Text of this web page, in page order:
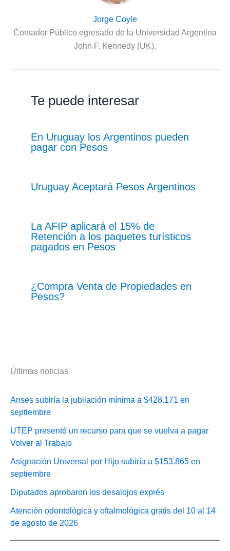
Jorge Coyle
Contador Público egresado de la Universidad Argentina
John F. Kennedy (UK).
Te puede interesar
En Uruguay los Argentinos pueden
pagar con Pesos
Uruguay Aceptará Pesos Argentinos
La AFIP aplicará el 15% de
Retención a los paquetes turísticos
pagados en Pesos
¿Compra Venta de Propiedades en
Pesos?
Últimas noticias
Anses subiría la jubilación mínima a $428.171 en
septiembre
UTEP presentó un recurso para que se vuelva a pagar
Volver al Trabajo
Asignación Universal por Hijo subiría a $153.865 en
septiembre
Diputados aprobaron los desalojos exprés
Atención odontológica y oftalmológica gratis del 10 al 14
de agosto de 2026